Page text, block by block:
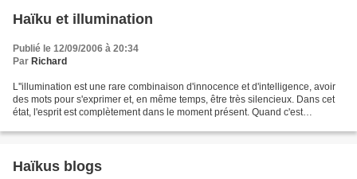
Haïku et illumination
Publié le 12/09/2006 à 20:34
Par Richard
L''illumination est une rare combinaison d'innocence et d'intelligence, avoir
des mots pour s'exprimer et, en même temps, être très silencieux. Dans cet
état, l'esprit est complètement dans le moment présent. Quand c'est
Haïkus blogs